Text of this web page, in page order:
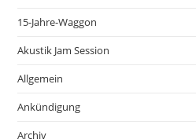
15-Jahre-Waggon
Akustik Jam Session
Allgemein
Ankündigung
Archiv